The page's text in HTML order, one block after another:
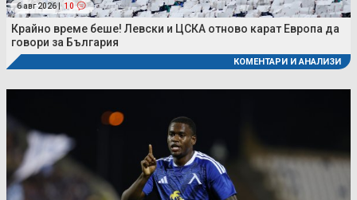
6 авг 2026 | 10
Крайно време беше! Левски и ЦСКА отново карат Европа да
говори за България
КОМЕНТАРИ И АНАЛИЗИ